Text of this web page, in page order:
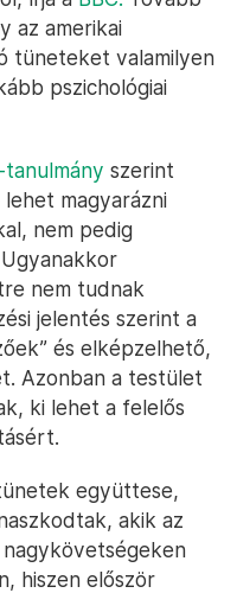
az amerikai
tüneteket valamilyen
pszichológiai
szerint
magyarázni
nem pedig
nem tudnak
jelentés szerint a
és elképzelhető,
Azonban a testület
ki lehet a felelős
együttese,
akik az
hiszen először